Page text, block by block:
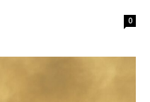
0